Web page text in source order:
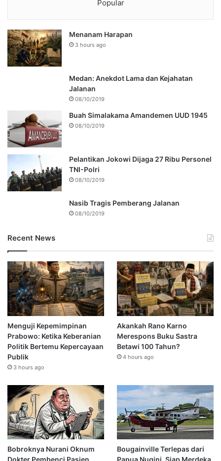
Popular
Menanam Harapan
3 hours ago
Medan: Anekdot Lama dan Kejahatan
Jalanan
08/10/2019
Buah Simalakama Amandemen UUD 1945
08/10/2019
Pelantikan Jokowi Dijaga 27 Ribu Personel
TNI-Polri
08/10/2019
Nasib Tragis Pemberang Jalanan
08/10/2019
Recent News
Menguji Kepemimpinan
Prabowo: Ketika Keberanian
Politik Bertemu Kepercayaan
Publik
3 hours ago
Akankah Rano Karno
Merespons Buku Sastra
Betawi 100 Tahun?
4 hours ago
Bobroknya Nurani Oknum
Bougainville Terlepas dari